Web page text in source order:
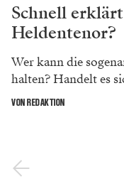
Schnell
Heldentenor?
Wer kann die
halten? Handelt es
VON REDAKTION